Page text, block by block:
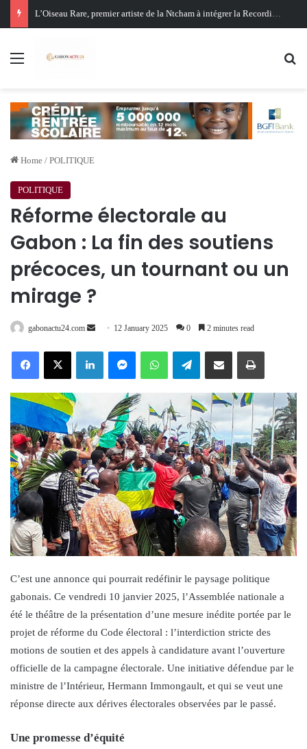
Oligui Nguema au Ghana : Libreville mise sur Accra pour renforcer sa stratégie diplomatique et économique
Menu
Home / POLITIQUE
POLITIQUE
Réforme électorale au
Gabon : La fin des soutiens
précoces, un tournant ou un
mirage ?
gabonactu24.com
Send 12 January 2025 0 2 minutes read
FacebookX LinkedInMessengerWhatsAppTelegramShare via Email Print
C’est une annonce qui pourrait redéfinir le paysage politique
gabonais. Ce vendredi 10 janvier 2025, l’Assemblée nationale a
été le théâtre de la présentation d’une mesure inédite portée par le
projet de réforme du Code électoral : l’interdiction stricte des
motions de soutien et des appels à candidature avant l’ouverture
officielle de la campagne électorale. Une initiative défendue par le
ministre de l’Intérieur, Hermann Immongault, et qui se veut une
réponse directe aux dérives électorales observées par le passé.
Une promesse d’équité